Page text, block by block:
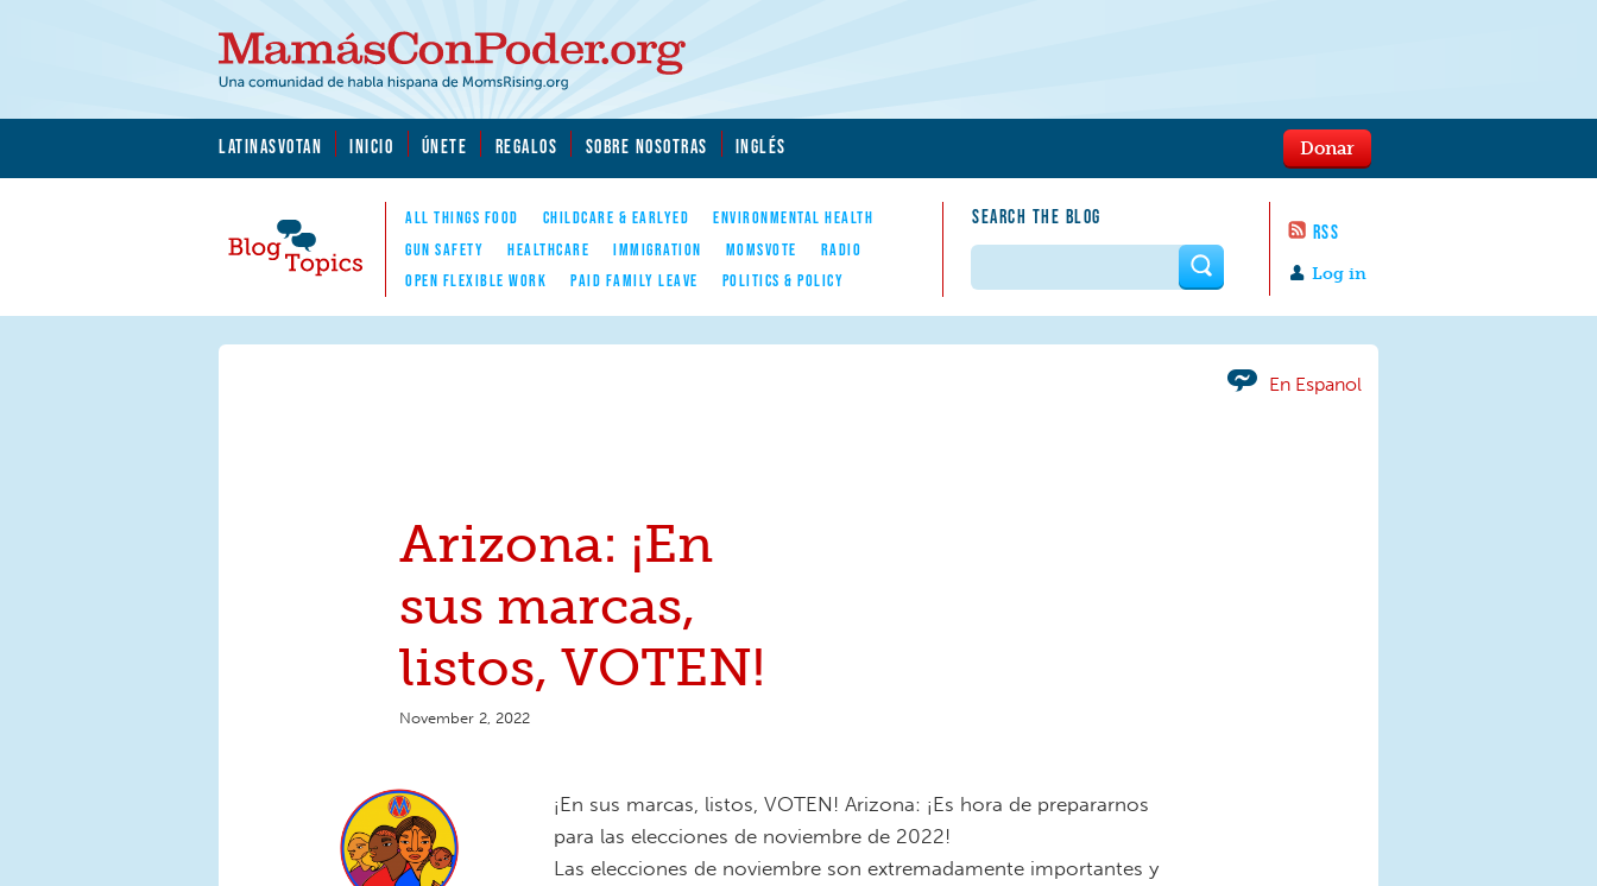
MamásConPoder.org
LATINASVOTAN INICIO ÚNETE REGALOS SOBRE NOSOTRAS INGLÉS
Blog Topics
Nav
ALL THINGS FOOD CHILDCARE & EARLYED
ENVIRONMENTAL HEALTH
GUN SAFETY
HEALTHCARE IMMIGRATION MOMSVOTE
RADIO
OPEN FLEXIBLE WORK
PAID FAMILY LEAVE POLITICS & POLICY
SEARCH THE BLOG
RSS
Log in
Donar
Search form
En Espanol
Arizona: ¡En
sus marcas,
listos, VOTEN!
November 2, 2022
¡En sus marcas, listos, VOTEN! Arizona: ¡Es hora de prepararnos
para las elecciones de noviembre de 2022!
Las elecciones de noviembre son extremadamente importantes y